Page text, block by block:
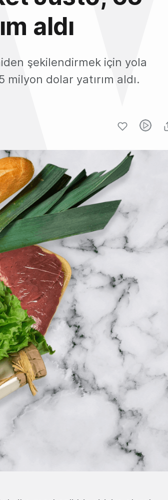
aldı
şekilendirmek için yola
milyon dolar yatırım aldı.